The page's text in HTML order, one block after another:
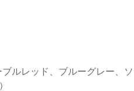
ルレッド、ブルーグレー、ソ